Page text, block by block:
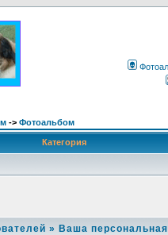
-> Фотоальбом
Категория
» Ваша